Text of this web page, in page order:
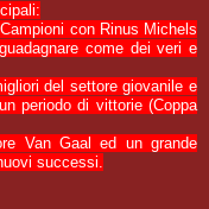
con Rinus Michels
come dei veri e
del settore giovanile e
periodo di vittorie (Coppa
Van Gaal ed un grande
successi.